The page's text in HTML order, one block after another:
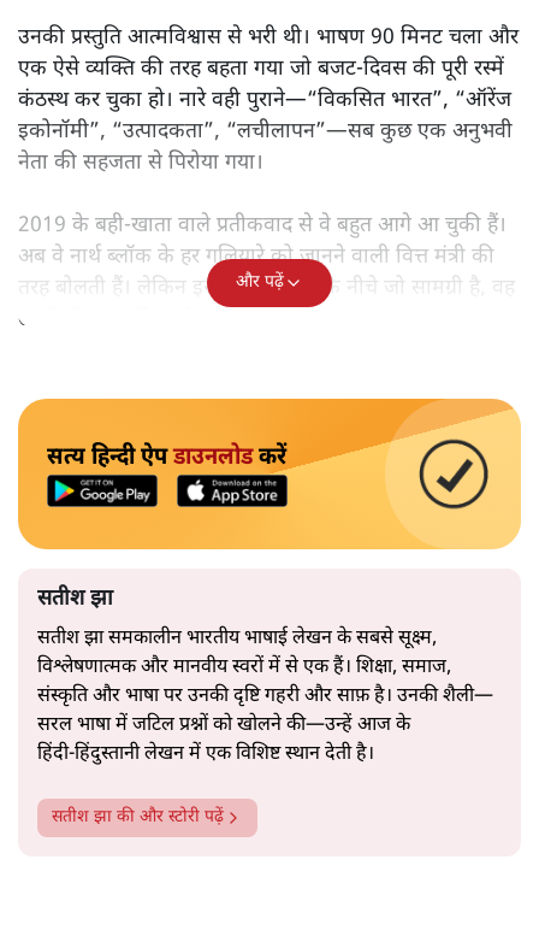
उनकी प्रस्तुति आत्मविश्वास से भरी थी। भाषण 90 मिनट चला और
एक ऐसे व्यक्ति की तरह बहता गया जो बजट‑दिवस की पूरी रस्में
कंठस्थ कर चुका हो। नारे वही पुराने—“विकसित भारत”, “ऑरेंज
इकोनॉमी”, “उत्पादकता”, “लचीलापन”—सब कुछ एक अनुभवी
नेता की सहजता से पिरोया गया।
2019 के बही‑खाता वाले प्रतीकवाद से वे बहुत आगे आ चुकी हैं।
अब वे नार्थ ब्लॉक के हर गलियारे को जानने वाली वित्त मंत्री की
तरह बोलती हैं। लेकिन इस आत्मविश्वास के नीचे जो सामग्री है, वह
उतनी ही अनुमानित और दोहराव भरी।
और पढ़ें
सत्य हिन्दी ऐपडाउनलोडकरें
सतीश झा
सतीश झा समकालीन भारतीय भाषाई लेखन के सबसे सूक्ष्म,
विश्लेषणात्मक और मानवीय स्वरों में से एक हैं। शिक्षा, समाज,
संस्कृति और भाषा पर उनकी दृष्टि गहरी और साफ़ है। उनकी शैली—
सरल भाषा में जटिल प्रश्नों को खोलने की—उन्हें आज के
हिंदी‑हिंदुस्तानी लेखन में एक विशिष्ट स्थान देती है।
सतीश झा की और स्टोरी पढ़ें